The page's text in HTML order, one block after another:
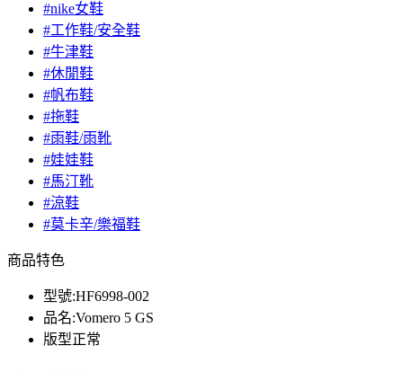
#nike女鞋
#工作鞋/安全鞋
#牛津鞋
#休閒鞋
#帆布鞋
#拖鞋
#雨鞋/雨靴
#娃娃鞋
#馬汀靴
#涼鞋
#莫卡辛/樂福鞋
商品特色
型號:HF6998-002
品名:Vomero 5 GS
版型正常